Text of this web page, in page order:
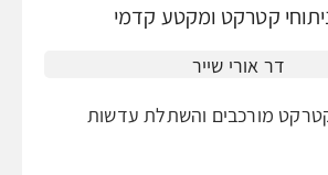
קטרקט ומקטע קדמי
מורכבים והשתלת עדשות